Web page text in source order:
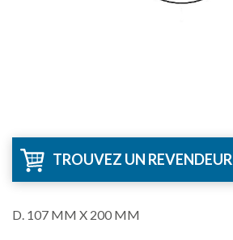
TROUVEZ UN REVENDEUR
D. 107 MM X 200 MM